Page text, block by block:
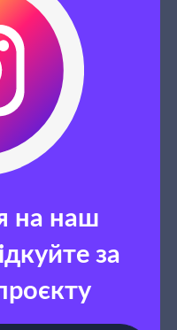
на наш
за